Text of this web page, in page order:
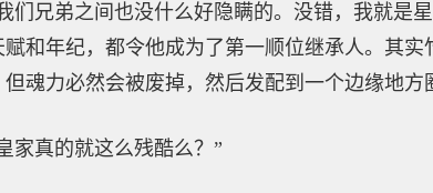
们兄弟之间也没什么好隐瞒的。没错，我就是
和年纪，都令他成为了第一顺位继承人。其实
魂力必然会被废掉，然后发配到一个边缘地方
家真的就这么残酷么？”